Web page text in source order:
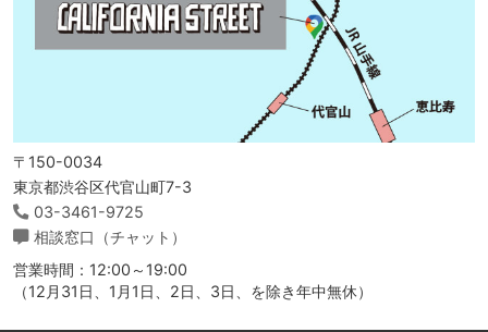
〒150-0034
東京都渋谷区代官山町7-3
03-3461-9725
相談窓口（チャット）
営業時間：12:00～19:00
（12月31日、1月1日、2日、3日、を除き年中無休）